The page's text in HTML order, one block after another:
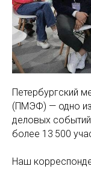
Петербургский
(ПМЭФ) — одно
деловых
более 13 500
Наш